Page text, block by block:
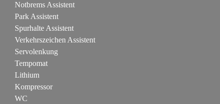
Notbrems Assistent
Park Assistent
Spurhalte Assistent
Verkehrszeichen Assistent
Servolenkung
Tempomat
Lithium
Kompressor
WC